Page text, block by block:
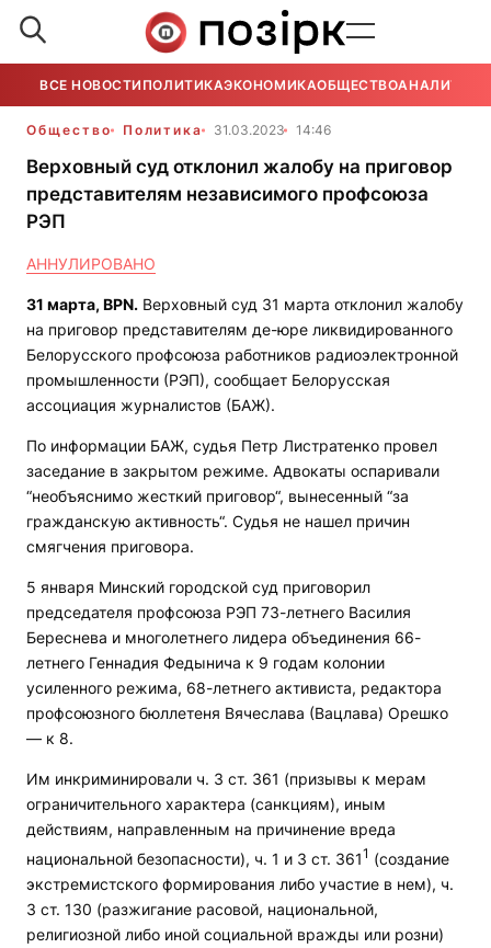
ВСЕ НОВОСТИ ПОЛИТИКАЭКОНОМИКАОБЩЕСТВОАНАЛИТИКА
Общество Политика 31.03.2023 14:46
Верховный суд отклонил жалобу на приговор
представителям независимого профсоюза
РЭП
АННУЛИРОВАНО
31 марта, BPN. Верховный суд 31 марта отклонил жалобу
на приговор представителям де-юре ликвидированного
Белорусского профсоюза работников радиоэлектронной
промышленности (РЭП), сообщает Белорусская
ассоциация журналистов (БАЖ).
По информации БАЖ, судья Петр Листратенко провел
заседание в закрытом режиме. Адвокаты оспаривали
“необъяснимо жесткий приговор“, вынесенный “за
гражданскую активность“. Судья не нашел причин
смягчения приговора.
5 января Минский городской суд приговорил
председателя профсоюза РЭП 73-летнего Василия
Береснева и многолетнего лидера объединения 66-
летнего Геннадия Федынича к 9 годам колонии
усиленного режима, 68-летнего активиста, редактора
профсоюзного бюллетеня Вячеслава (Вацлава) Орешко
— к 8.
Им инкриминировали ч. 3 ст. 361 (призывы к мерам
ограничительного характера (санкциям), иным
действиям, направленным на причинение вреда
национальной безопасности), ч. 1 и 3 ст. 3611 (создание
экстремистского формирования либо участие в нем), ч.
3 ст. 130 (разжигание расовой, национальной,
религиозной либо иной социальной вражды или розни)